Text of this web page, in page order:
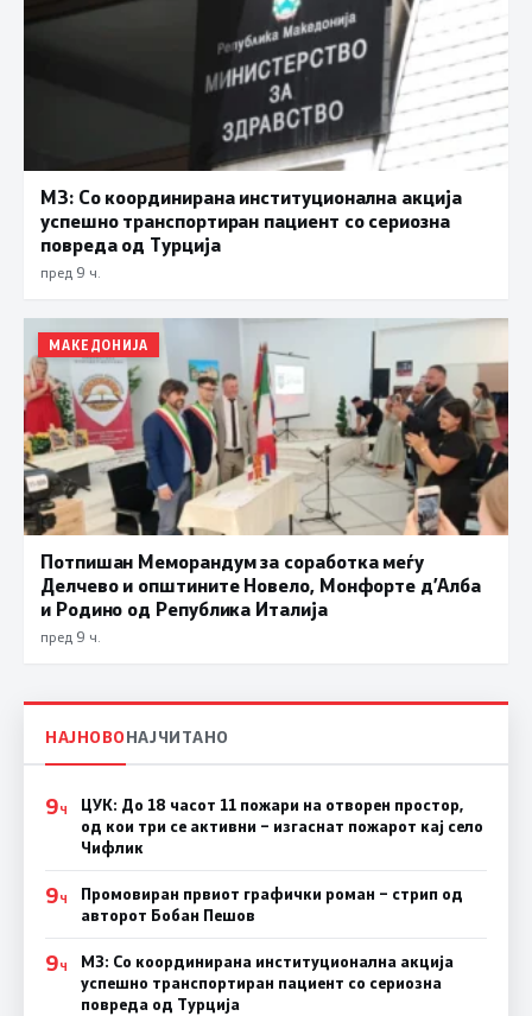
МЗ: Со координирана институционална акција
успешно транспортиран пациент со сериозна
повреда од Турција
пред 9 ч.
МАКЕДОНИЈА
Потпишан Меморандум за соработка меѓу
Делчево и општините Новело, Монфорте д’Алба
и Родино од Република Италија
пред 9 ч.
НАЈНОВОНАЈЧИТАНО
9Ч
ЦУК: До 18 часот 11 пожари на отворен простор,
од кои три се активни – изгаснат пожарот кај село
Чифлик
9Ч
Промовиран првиот графички роман – стрип од
авторот Бобан Пешов
9Ч
МЗ: Со координирана институционална акција
успешно транспортиран пациент со сериозна
повреда од Турција